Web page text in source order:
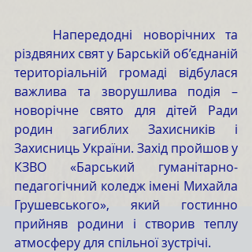
різдвяних свят у Барській об’єднаній
територіальній громаді відбулася
важлива та зворушлива подія –
новорічне свято для дітей Ради
родин загиблих Захисників і
Захисниць України. Захід пройшов у
КЗВО «Барський гуманітарно-
педагогічний коледж імені Михайла
Грушевського», який гостинно
прийняв родини і створив теплу
атмосферу для спільної зустрічі.